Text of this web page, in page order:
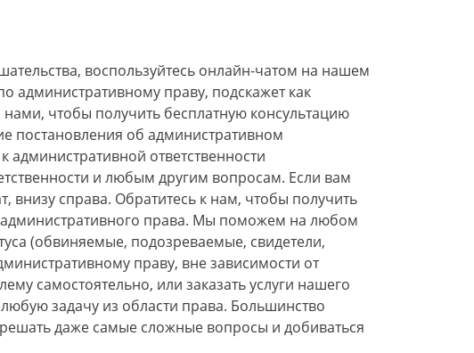
воспользуйтесь онлайн-чатом на нашем
административному праву, подскажет как
чтобы получить бесплатную консультацию
постановления об административном
ответственности
и любым другим вопросам. Если вам
справа. Обратитесь к нам, чтобы получить
права. Мы поможем на любом
(обвиняемые, подозреваемые, свидетели,
праву, вне зависимости от
самостоятельно, или заказать услуги нашего
задачу из области права. Большинство
даже самые сложные вопросы и добиваться